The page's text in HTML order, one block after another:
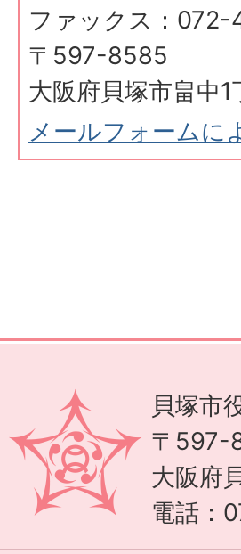
ファックス：
〒597-8585
大阪府貝塚市畠中
メールフォームに
貝塚市
〒597-
大阪府
電話：